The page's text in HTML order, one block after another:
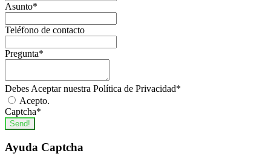
Asunto*
Teléfono de contacto
Pregunta*
Debes Aceptar nuestra Política de Privacidad*
Acepto.
Captcha*
Send!
Ayuda Captcha